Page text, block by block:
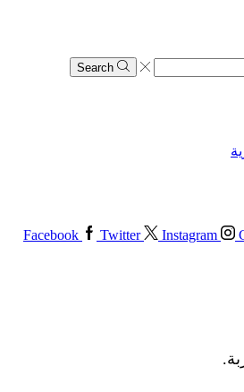
Search
Facebook
Twitter Instagram